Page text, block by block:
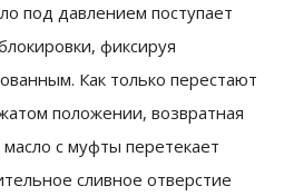
под давлением поступает
фиксируя
Как только перестают
положении, возвратная
с муфты перетекает
сливное отверстие